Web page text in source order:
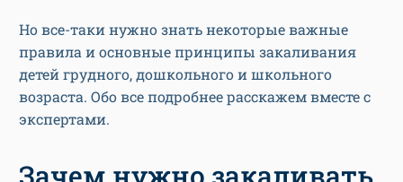
Но все-таки нужно знать некоторые важные
правила и основные принципы закаливания
детей грудного, дошкольного и школьного
возраста. Обо все подробнее расскажем вместе с
экспертами.